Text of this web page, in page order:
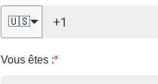
🇺🇸
Vous êtes :*